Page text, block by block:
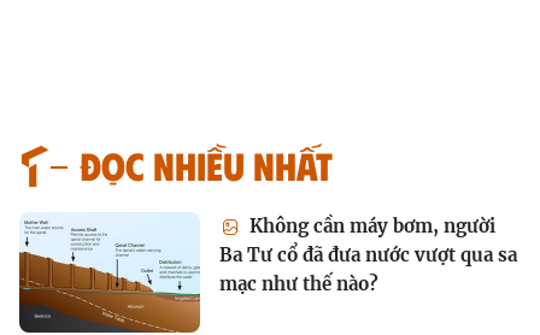
Đọc nhiều nhất
Không cần máy bơm, người
Ba Tư cổ đã đưa nước vượt qua sa
mạc như thế nào?